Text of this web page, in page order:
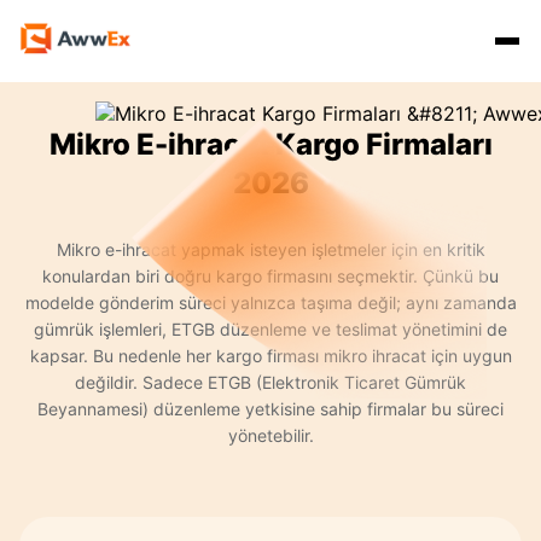
Hizmetlerimiz
Yurtdışı Kargo
Navlun Yönetimi
E İhracat Lojistiği
Express Kargo
Awwex Nedir ?
Uluslararası Taşımacılık
Mikro İhracat
Kaynaklar
Mikro E-ihracat Kargo Firmaları
2026
Mikro e-ihracat yapmak isteyen işletmeler için en kritik
konulardan biri doğru kargo firmasını seçmektir. Çünkü bu
modelde gönderim süreci yalnızca taşıma değil; aynı zamanda
gümrük işlemleri, ETGB düzenleme ve teslimat yönetimini de
kapsar. Bu nedenle her kargo firması mikro ihracat için uygun
değildir. Sadece ETGB (Elektronik Ticaret Gümrük
Beyannamesi) düzenleme yetkisine sahip firmalar bu süreci
yönetebilir.